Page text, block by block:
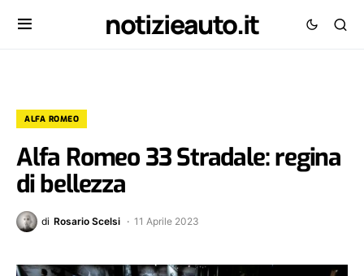
notizieauto.it
ALFA ROMEO
Alfa Romeo 33 Stradale: regina
di bellezza
di Rosario Scelsi 11 Aprile 2023